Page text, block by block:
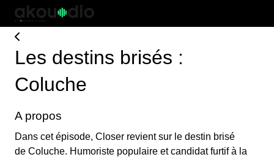
Les destins brisés :
Coluche
A propos
Dans cet épisode, Closer revient sur le destin brisé
de Coluche. Humoriste populaire et candidat furtif à la